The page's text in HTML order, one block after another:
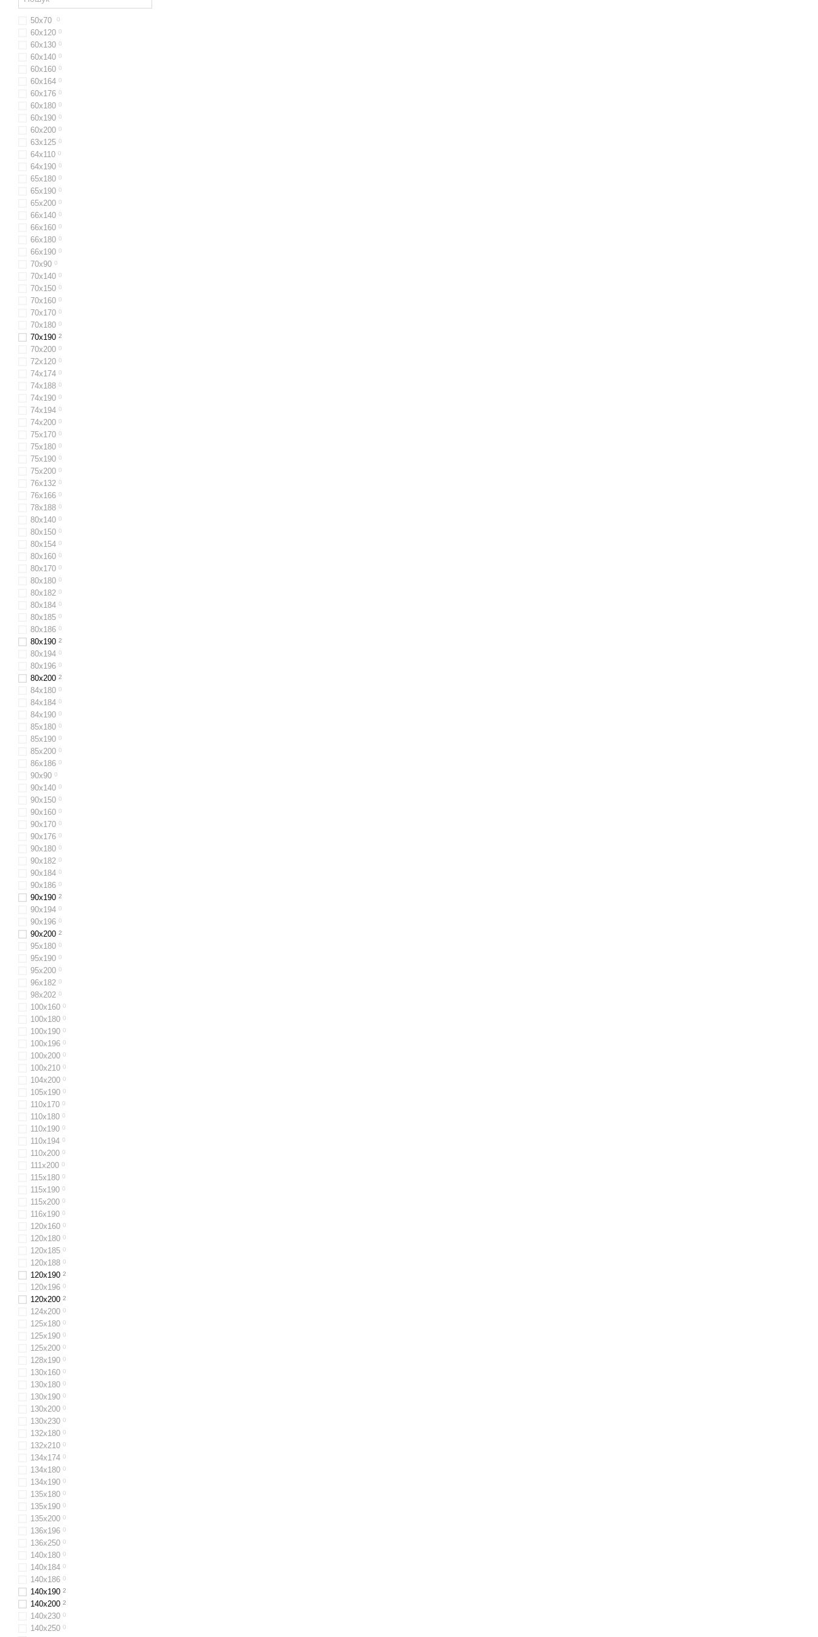
50х70 0
60x120 0
60х130 0
60x140 0
60х160 0
60x164 0
60х176 0
60х180 0
60х190 0
60х200 0
63x125 0
64х110 0
64x190 0
65x180 0
65х190 0
65х200 0
66x140 0
66x160 0
66х180 0
66х190 0
70х90 0
70x140 0
70x150 0
70x160 0
70х170 0
70x180 0
70x190 2
70x200 0
72x120 0
74х174 0
74х188 0
74х190 0
74х194 0
74х200 0
75х170 0
75х180 0
75х190 0
75х200 0
76x132 0
76x166 0
78х188 0
80х140 0
80x150 0
80х154 0
80х160 0
80x170 0
80х180 0
80х182 0
80х184 0
80х185 0
80x186 0
80x190 2
80х194 0
80х196 0
80x200 2
84х180 0
84x184 0
84х190 0
85х180 0
85х190 0
85х200 0
86х186 0
90х90 0
90х140 0
90x150 0
90x160 0
90х170 0
90х176 0
90x180 0
90х182 0
90х184 0
90x186 0
90x190 2
90х194 0
90x196 0
90x200 2
95х180 0
95х190 0
95х200 0
96х182 0
98х202 0
100x160 0
100х180 0
100х190 0
100х196 0
100x200 0
100х210 0
104x200 0
105х190 0
110х170 0
110x180 0
110x190 0
110x194 0
110х200 0
111x200 0
115х180 0
115х190 0
115х200 0
116x190 0
120x160 0
120x180 0
120x185 0
120х188 0
120x190 2
120х196 0
120x200 2
124x200 0
125х180 0
125х190 0
125х200 0
128x190 0
130х160 0
130x180 0
130х190 0
130x200 0
130x230 0
132x180 0
132х210 0
134х174 0
134х180 0
134х190 0
135х180 0
135х190 0
135х200 0
136х196 0
136x250 0
140х180 0
140х184 0
140х186 0
140x190 2
140x200 2
140x230 0
140x250 0